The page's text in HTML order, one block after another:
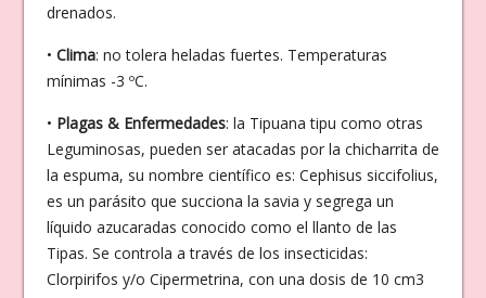
drenados.
• Clima: no tolera heladas fuertes. Temperaturas
mínimas -3 ºC.
• Plagas & Enfermedades: la Tipuana tipu como otras
Leguminosas, pueden ser atacadas por la chicharrita de
la espuma, su nombre científico es: Cephisus siccifolius,
es un parásito que succiona la savia y segrega un
líquido azucaradas conocido como el llanto de las
Tipas. Se controla a través de los insecticidas:
Clorpirifos y/o Cipermetrina, con una dosis de 10 cm3